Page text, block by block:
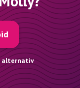
alternativ